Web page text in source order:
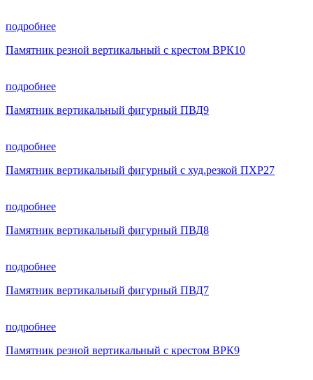
подробнее
Памятник резной вертикальный с крестом ВРК10
подробнее
Памятник вертикальный фигурный ПВД9
подробнее
Памятник вертикальный фигурный с худ.резкой ПХР27
подробнее
Памятник вертикальный фигурный ПВД8
подробнее
Памятник вертикальный фигурный ПВД7
подробнее
Памятник резной вертикальный с крестом ВРК9